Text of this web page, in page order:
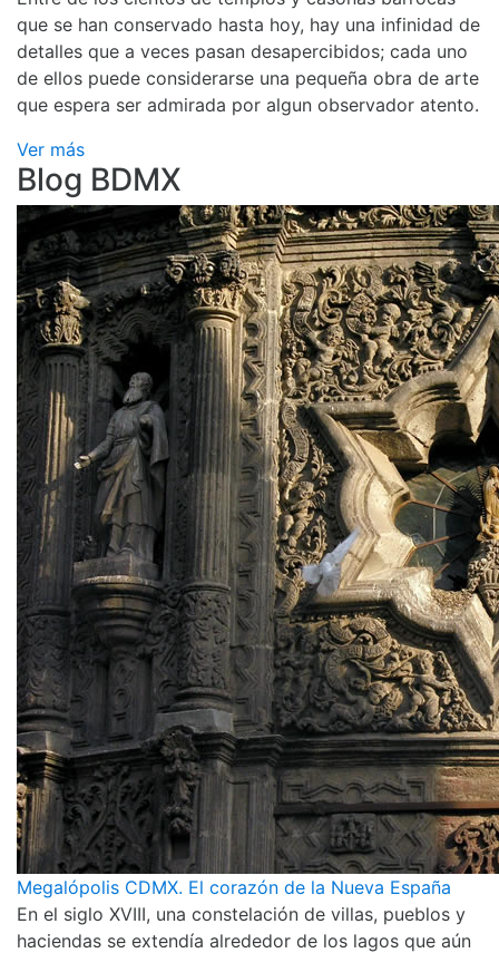
que se han conservado hasta hoy, hay una infinidad de
detalles que a veces pasan desapercibidos; cada uno
de ellos puede considerarse una pequeña obra de arte
que espera ser admirada por algun observador atento.
Ver más
Blog BDMX
Megalópolis CDMX. El corazón de la Nueva España
En el siglo XVIII, una constelación de villas, pueblos y
haciendas se extendía alrededor de los lagos que aún